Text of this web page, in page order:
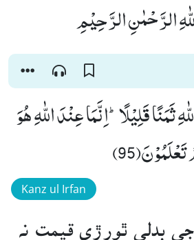
الرَّحْمٰنِ الرَّحِیْمِ
ثَمَنًا قَلِیْلًاؕ-اِنَّمَا عِنْدَ اللّٰهِ هُوَ
Kanz ul Irfan
جي بدلي ٿورڙي قيمت نه